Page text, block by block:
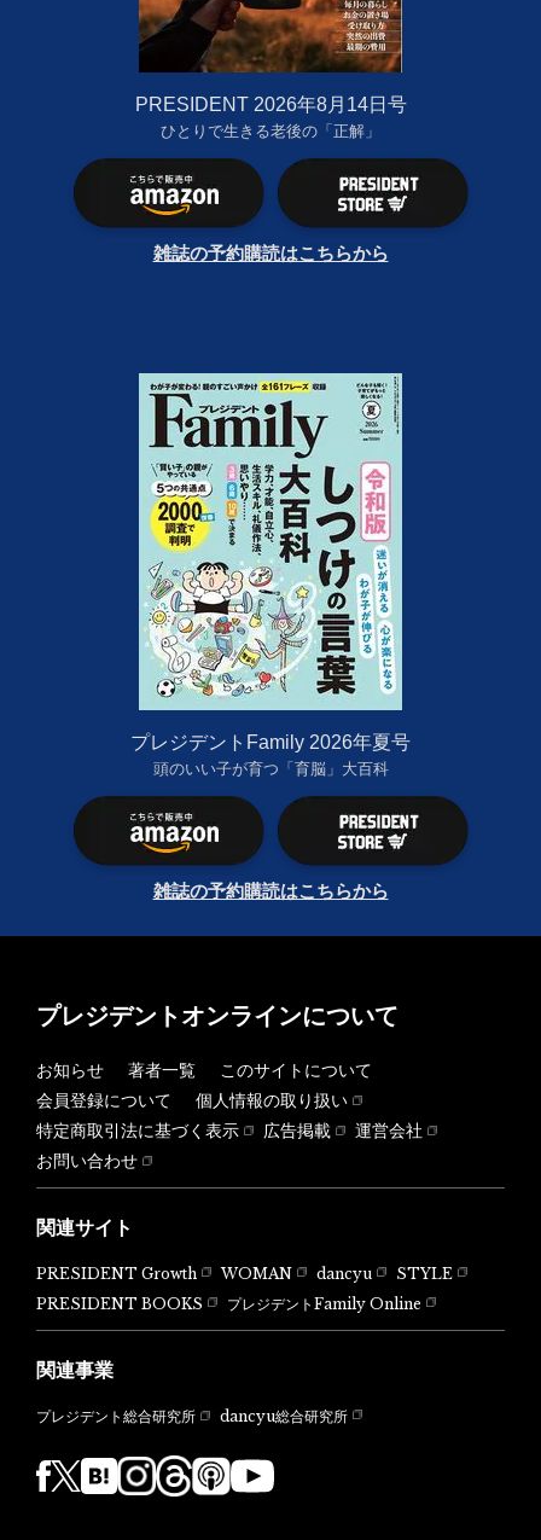
PRESIDENT 2026年8月14日号
ひとりで生きる老後の「正解」
雑誌の予約購読はこちらから
プレジデントFamily 2026年夏号
頭のいい子が育つ「育脳」大百科
雑誌の予約購読はこちらから
プレジデントオンラインについて
お知らせ 著者一覧
このサイトについて
会員登録について
個人情報の取り扱い
特定商取引法に基づく表示
広告掲載
運営会社
お問い合わせ
関連サイト
PRESIDENT Growth WOMAN dancyu
STYLE
PRESIDENT BOOKS
プレジデントFamily Online
関連事業
プレジデント総合研究所 dancyu総合研究所